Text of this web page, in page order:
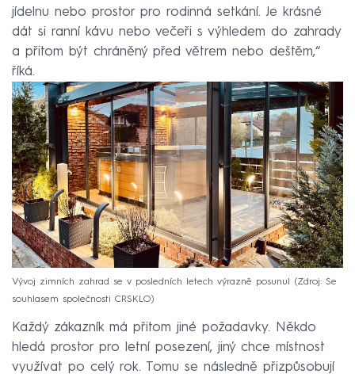
jídelnu nebo prostor pro rodinná setkání. Je krásné
dát si ranní kávu nebo večeři s výhledem do zahrady
a přitom být chráněný před větrem nebo deštěm,“
říká.
Vývoj zimních zahrad se v posledních letech výrazně posunul
Zdroj: Se
souhlasem společnosti CRSKLO
Každý zákazník má přitom jiné požadavky. Někdo
hledá prostor pro letní posezení, jiný chce místnost
využívat po celý rok. Tomu se následně přizpůsobují